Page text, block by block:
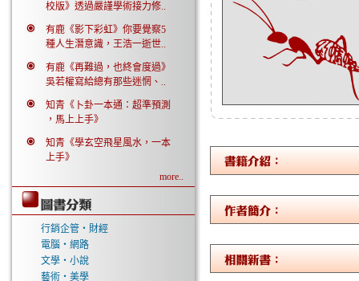
校版》透過嚴謹學術接力修..
有鹿《影下彩虹》你要覺察5
種人生潛意識，王浩一逝世..
有鹿《再難過，也終會度過》
吳若權寫給總有那些迷惘、..
知青《卜卦一本通：超準預測
，馬上上手》
知青《學玄空飛星風水，一本
上手》
more..
行銷企管‧財經
電腦‧網路
文學‧小說
藝術‧美學